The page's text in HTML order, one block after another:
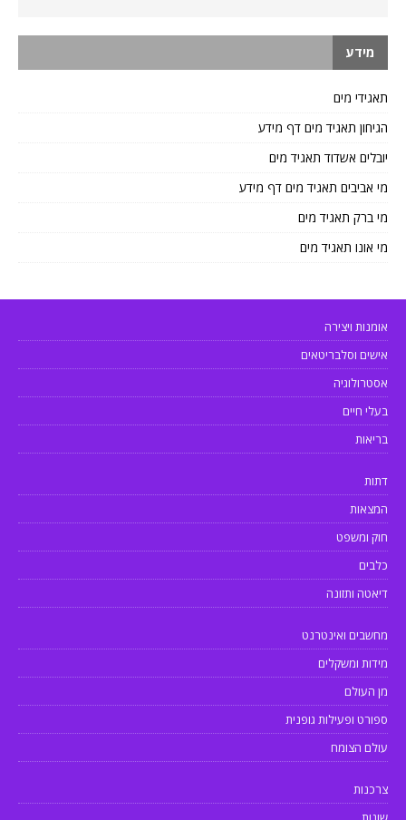
מידע
תאגידי מים
הגיחון תאגיד מים דף מידע
יובלים אשדוד תאגיד מים
מי אביבים תאגיד מים דף מידע
מי ברק תאגיד מים
מי אונו תאגיד מים
אומנות ויצירה
אישים וסלבריטאים
אסטרולוגיה
בעלי חיים
בריאות
דתות
המצאות
חוק ומשפט
כלבים
דיאטה ותזונה
מחשבים ואינטרנט
מידות ומשקלים
מן העולם
ספורט ופעילות גופנית
עולם הצומח
צרכנות